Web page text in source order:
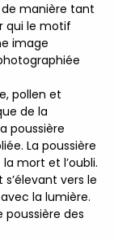
manière tant
qui le motif
image
pollen et
de la
poussière
La poussière
mort et l’oubli.
vers le
la lumière.
poussière des